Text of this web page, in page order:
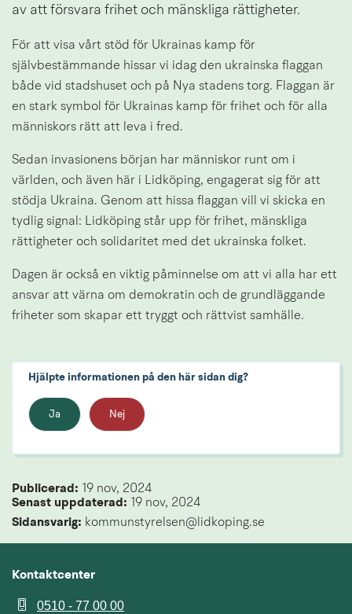
av att försvara frihet och mänskliga rättigheter.
För att visa vårt stöd för Ukrainas kamp för
självbestämmande hissar vi idag den ukrainska flaggan
både vid stadshuset och på Nya stadens torg. Flaggan är
en stark symbol för Ukrainas kamp för frihet och för alla
människors rätt att leva i fred.
Sedan invasionens början har människor runt om i
världen, och även här i Lidköping, engagerat sig för att
stödja Ukraina. Genom att hissa flaggan vill vi skicka en
tydlig signal: Lidköping står upp för frihet, mänskliga
rättigheter och solidaritet med det ukrainska folket.
Dagen är också en viktig påminnelse om att vi alla har ett
ansvar att värna om demokratin och de grundläggande
friheter som skapar ett tryggt och rättvist samhälle.
Hjälpte informationen på den här sidan dig?
Ja Nej
Publicerad: 19 nov, 2024
Senast uppdaterad: 19 nov, 2024
Sidansvarig: kommunstyrelsen@lidkoping.se
Kontaktcenter
0510 - 77 00 00